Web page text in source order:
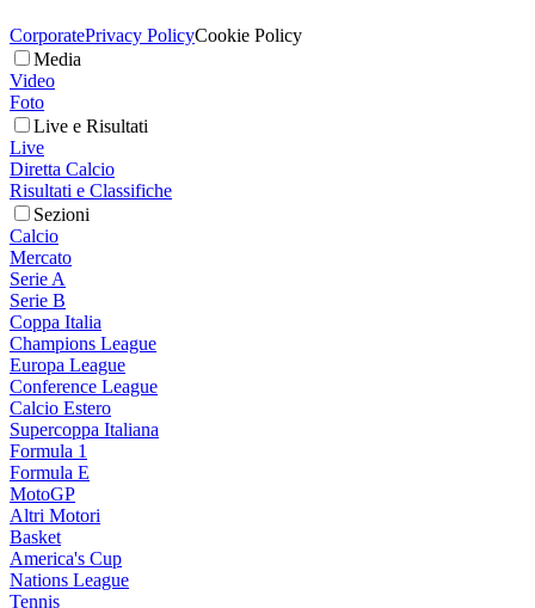
CorporatePrivacy PolicyCookie Policy
Media
Video
Foto
Live e Risultati
Live
Diretta Calcio
Risultati e Classifiche
Sezioni
Calcio
Mercato
Serie A
Serie B
Coppa Italia
Champions League
Europa League
Conference League
Calcio Estero
Supercoppa Italiana
Formula 1
Formula E
MotoGP
Altri Motori
Basket
America's Cup
Nations League
Tennis